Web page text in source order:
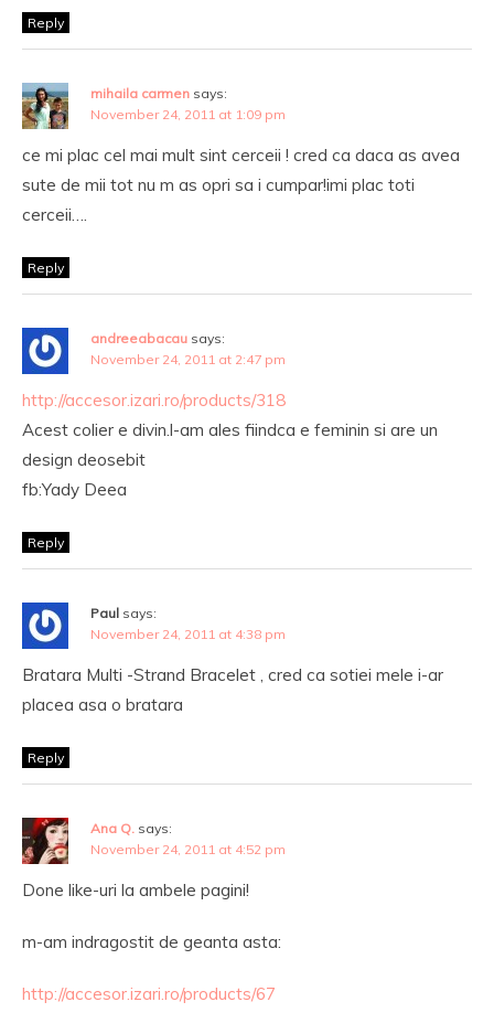
Reply
mihaila carmen says:
November 24, 2011 at 1:09 pm
ce mi plac cel mai mult sint cerceii ! cred ca daca as avea
sute de mii tot nu m as opri sa i cumpar!imi plac toti
cerceii….
Reply
andreeabacau says:
November 24, 2011 at 2:47 pm
http://accesor.izari.ro/products/318
Acest colier e divin.l-am ales fiindca e feminin si are un
design deosebit
fb:Yady Deea
Reply
Paul says:
November 24, 2011 at 4:38 pm
Bratara Multi -Strand Bracelet , cred ca sotiei mele i-ar
placea asa o bratara
Reply
Ana Q. says:
November 24, 2011 at 4:52 pm
Done like-uri la ambele pagini!
m-am indragostit de geanta asta:
http://accesor.izari.ro/products/67